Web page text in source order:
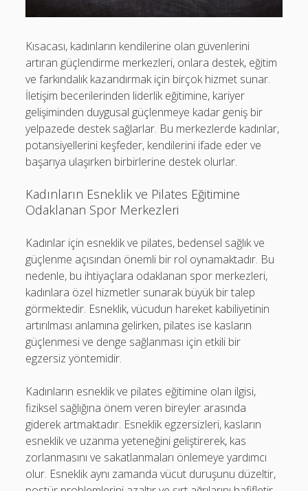
Kısacası, kadınların kendilerine olan güvenlerini
artıran güçlendirme merkezleri, onlara destek, eğitim
ve farkındalık kazandırmak için birçok hizmet sunar.
İletişim becerilerinden liderlik eğitimine, kariyer
gelişiminden duygusal güçlenmeye kadar geniş bir
yelpazede destek sağlarlar. Bu merkezlerde kadınlar,
potansiyellerini keşfeder, kendilerini ifade eder ve
başarıya ulaşırken birbirlerine destek olurlar.
Kadınların Esneklik ve Pilates Eğitimine
Odaklanan Spor Merkezleri
Kadınlar için esneklik ve pilates, bedensel sağlık ve
güçlenme açısından önemli bir rol oynamaktadır. Bu
nedenle, bu ihtiyaçlara odaklanan spor merkezleri,
kadınlara özel hizmetler sunarak büyük bir talep
görmektedir. Esneklik, vücudun hareket kabiliyetinin
artırılması anlamına gelirken, pilates ise kasların
güçlenmesi ve denge sağlanması için etkili bir
egzersiz yöntemidir.
Kadınların esneklik ve pilates eğitimine olan ilgisi,
fiziksel sağlığına önem veren bireyler arasında
giderek artmaktadır. Esneklik egzersizleri, kasların
esneklik ve uzanma yeteneğini geliştirerek, kas
zorlanmasını ve sakatlanmaları önlemeye yardımcı
olur. Esneklik aynı zamanda vücut duruşunu düzeltir,